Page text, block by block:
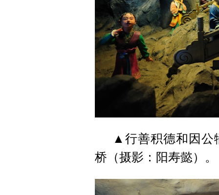
▲行善积德和因公
桥（摄影：阳寿懿）。